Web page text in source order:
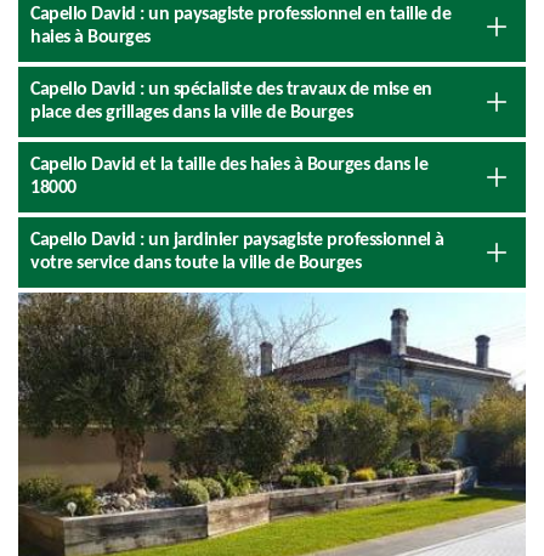
Capello David : un paysagiste professionnel en taille de
haies à Bourges
Capello David : un spécialiste des travaux de mise en
place des grillages dans la ville de Bourges
Capello David et la taille des haies à Bourges dans le
18000
Capello David : un jardinier paysagiste professionnel à
votre service dans toute la ville de Bourges